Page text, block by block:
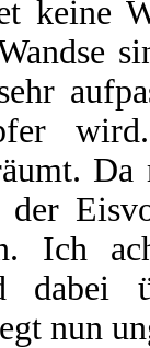
keine
Da
der
Ich
dabei
nun